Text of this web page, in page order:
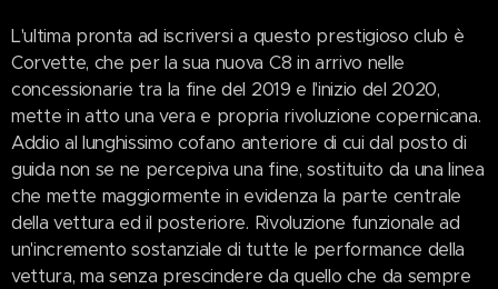
L'ultima pronta ad iscriversi a questo prestigioso club è
Corvette, che per la sua nuova C8 in arrivo nelle
concessionarie tra la fine del 2019 e l'inizio del 2020,
mette in atto una vera e propria rivoluzione copernicana.
Addio al lunghissimo cofano anteriore di cui dal posto di
guida non se ne percepiva una fine, sostituito da una linea
che mette maggiormente in evidenza la parte centrale
della vettura ed il posteriore. Rivoluzione funzionale ad
un'incremento sostanziale di tutte le performance della
vettura, ma senza prescindere da quello che da sempre